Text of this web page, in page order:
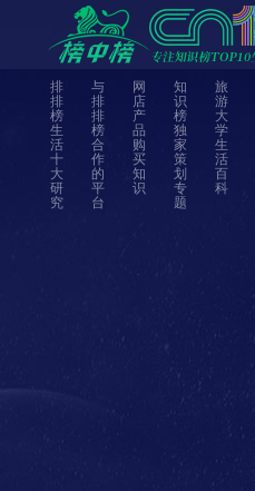
排
排
榜
生
活
十
大
研
究
与
排
排
榜
合
作
的
平
台
网
店
产
品
购
买
知
识
知
识
榜
独
家
策
划
专
题
旅
游
大
学
生
活
百
科